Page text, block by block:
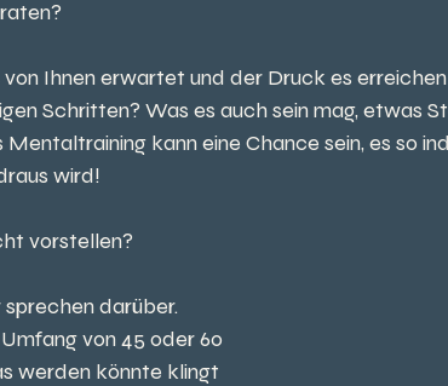
Ihnen erwartet und der Druck es
Schritten? Was es auch sein mag, etwas
kann eine Chance sein, es so
wird!
vorstellen?
darüber.
von 45 oder 60
werden könnte klingt